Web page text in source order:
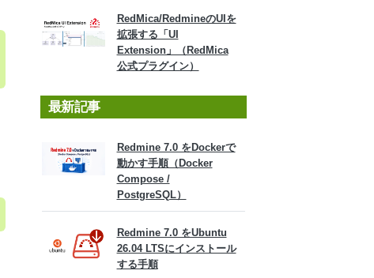
RedMica/RedmineのUIを
拡張する「UI
Extension」（RedMica
公式プラグイン）
最新記事
Redmine 7.0 をDockerで
動かす手順（Docker
Compose /
PostgreSQL）
Redmine 7.0 をUbuntu
26.04 LTSにインストール
する手順